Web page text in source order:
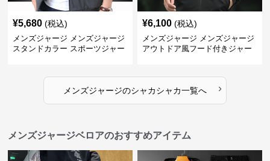
¥5,680 (税込)
メンズジャージ メンズジャージ
スタンドカラー スポーツジャー
¥6,100 (税込)
メンズジャージ メンズジャージ
アウトドア風フード付きジャー
メンズジャージのシャカシャカ一覧へ ›
メンズジャージベロアのおすすめアイテム